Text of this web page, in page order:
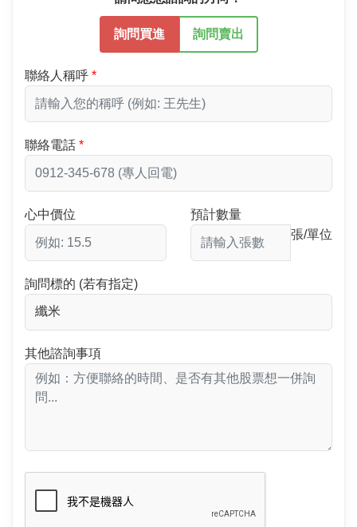
詢問買進 詢問賣出
聯絡人稱呼
聯絡電話
心中價位
預計數量
張/單位
詢問標的 (若有指定)
其他諮詢事項